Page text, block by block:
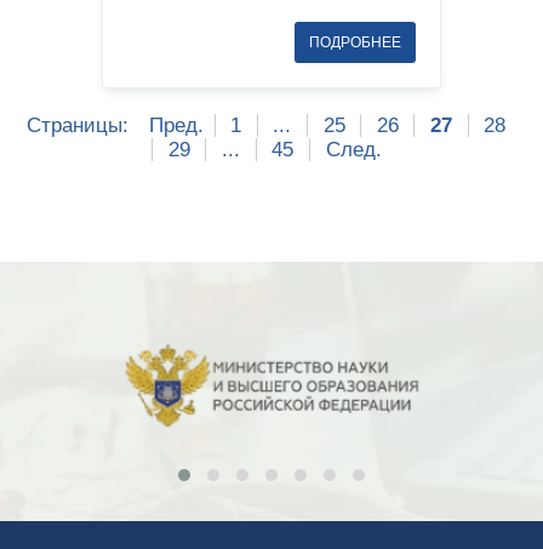
Страницы: Пред. 1 ... 25 26 27
28
29
... 45 След.